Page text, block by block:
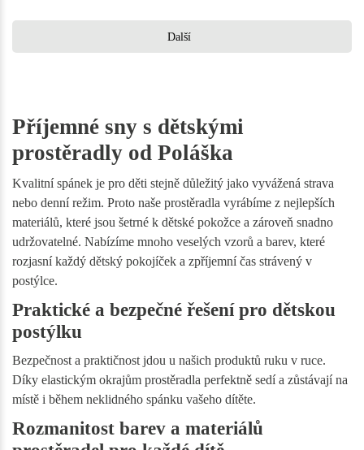
Další
Příjemné sny s dětskými
prostěradly od Poláška
Kvalitní spánek je pro děti stejně důležitý jako vyvážená strava
nebo denní režim. Proto naše prostěradla vyrábíme z nejlepších
materiálů, které jsou šetrné k dětské pokožce a zároveň snadno
udržovatelné. Nabízíme mnoho veselých vzorů a barev, které
rozjasní každý dětský pokojíček a zpříjemní čas strávený v
postýlce.
Praktické a bezpečné řešení pro dětskou
postýlku
Bezpečnost a praktičnost jdou u našich produktů ruku v ruce.
Díky elastickým okrajům prostěradla perfektně sedí a zůstávají na
místě i během neklidného spánku vašeho dítěte.
Rozmanitost barev a materiálů